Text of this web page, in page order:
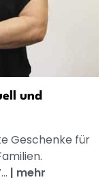
und
Geschenke für
| mehr